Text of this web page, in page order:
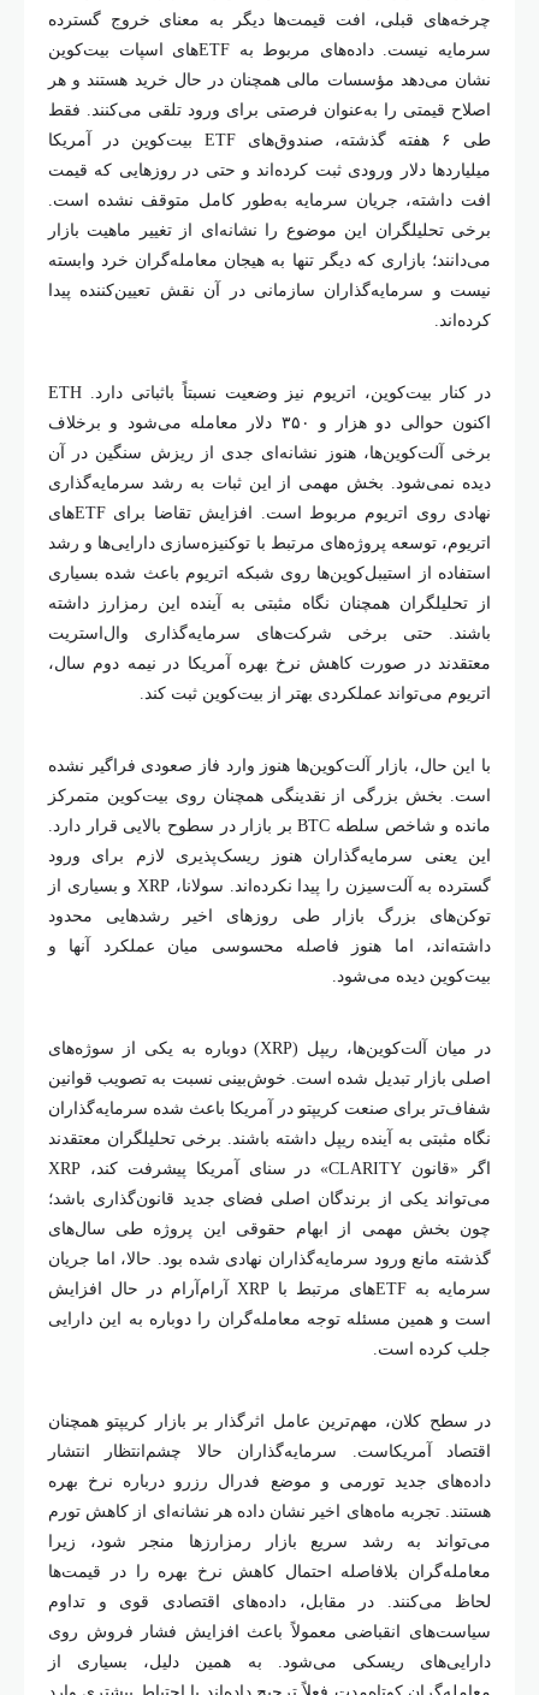
چرخه‌های قبلی، افت قیمت‌ها دیگر به معنای خروج گسترده
سرمایه نیست. داده‌های مربوط به ETF‌های اسپات بیت‌کوین
نشان می‌دهد مؤسسات مالی همچنان در حال خرید هستند و هر
اصلاح قیمتی را به‌عنوان فرصتی برای ورود تلقی می‌کنند. فقط
طی ۶ هفته گذشته، صندوق‌های ETF بیت‌کوین در آمریکا
میلیارد‌ها دلار ورودی ثبت کرده‌اند و حتی در روز‌هایی که قیمت
افت داشته، جریان سرمایه به‌طور کامل متوقف نشده است.
برخی تحلیلگران این موضوع را نشانه‌ای از تغییر ماهیت بازار
می‌دانند؛ بازاری که دیگر تنها به هیجان معامله‌گران خرد وابسته
نیست و سرمایه‌گذاران سازمانی در آن نقش تعیین‌کننده پیدا
کرده‌اند.
در کنار بیت‌کوین، اتریوم نیز وضعیت نسبتاً باثباتی دارد. ETH
اکنون حوالی دو هزار و ۳۵۰ دلار معامله می‌شود و برخلاف
برخی آلت‌کوین‌ها، هنوز نشانه‌ای جدی از ریزش سنگین در آن
دیده نمی‌شود. بخش مهمی از این ثبات به رشد سرمایه‌گذاری
نهادی روی اتریوم مربوط است. افزایش تقاضا برای ETF‌های
اتریوم، توسعه پروژه‌های مرتبط با توکنیزه‌سازی دارایی‌ها و رشد
استفاده از استیبل‌کوین‌ها روی شبکه اتریوم باعث شده بسیاری
از تحلیلگران همچنان نگاه مثبتی به آینده این رمزارز داشته
باشند. حتی برخی شرکت‌های سرمایه‌گذاری وال‌استریت
معتقدند در صورت کاهش نرخ بهره آمریکا در نیمه دوم سال،
اتریوم می‌تواند عملکردی بهتر از بیت‌کوین ثبت کند.
با این حال، بازار آلت‌کوین‌ها هنوز وارد فاز صعودی فراگیر نشده
است. بخش بزرگی از نقدینگی همچنان روی بیت‌کوین متمرکز
مانده و شاخص سلطه BTC بر بازار در سطوح بالایی قرار دارد.
این یعنی سرمایه‌گذاران هنوز ریسک‌پذیری لازم برای ورود
گسترده به آلت‌سیزن را پیدا نکرده‌اند. سولانا، XRP و بسیاری از
توکن‌های بزرگ بازار طی روز‌های اخیر رشد‌هایی محدود
داشته‌اند، اما هنوز فاصله محسوسی میان عملکرد آنها و
بیت‌کوین دیده می‌شود.
در میان آلت‌کوین‌ها، ریپل (XRP) دوباره به یکی از سوژه‌های
اصلی بازار تبدیل شده است. خوش‌بینی نسبت به تصویب قوانین
شفاف‌تر برای صنعت کریپتو در آمریکا باعث شده سرمایه‌گذاران
نگاه مثبتی به آینده ریپل داشته باشند. برخی تحلیلگران معتقدند
اگر «قانون CLARITY» در سنای آمریکا پیشرفت کند، XRP
می‌تواند یکی از برندگان اصلی فضای جدید قانون‌گذاری باشد؛
چون بخش مهمی از ابهام حقوقی این پروژه طی سال‌های
گذشته مانع ورود سرمایه‌گذاران نهادی شده بود. حالا، اما جریان
سرمایه به ETF‌های مرتبط با XRP آرام‌آرام در حال افزایش
است و همین مسئله توجه معامله‌گران را دوباره به این دارایی
جلب کرده است.
در سطح کلان، مهم‌ترین عامل اثرگذار بر بازار کریپتو همچنان
اقتصاد آمریکاست. سرمایه‌گذاران حالا چشم‌انتظار انتشار
داده‌های جدید تورمی و موضع فدرال رزرو درباره نرخ بهره
هستند. تجربه ماه‌های اخیر نشان داده هر نشانه‌ای از کاهش تورم
می‌تواند به رشد سریع بازار رمزارز‌ها منجر شود، زیرا
معامله‌گران بلافاصله احتمال کاهش نرخ بهره را در قیمت‌ها
لحاظ می‌کنند. در مقابل، داده‌های اقتصادی قوی و تداوم
سیاست‌های انقباضی معمولاً باعث افزایش فشار فروش روی
دارایی‌های ریسکی می‌شود. به همین دلیل، بسیاری از
معامله‌گران کوتاه‌مدت فعلاً ترجیح داده‌اند با احتیاط بیشتری وارد